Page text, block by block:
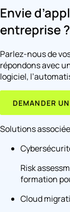
Envie
entreprise ?
Parlez-nous de
répondons avec
logiciel,
DEMANDER
Solutions
Risk
formation
Cloud